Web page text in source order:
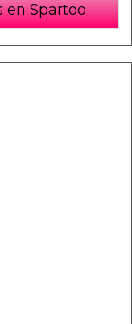
en Spartoo